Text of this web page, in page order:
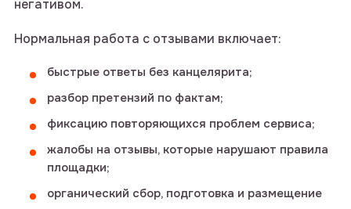
негативом.
Нормальная работа с отзывами включает:
быстрые ответы без канцелярита;
разбор претензий по фактам;
фиксацию повторяющихся проблем сервиса;
жалобы на отзывы, которые нарушают правила
площадки;
органический сбор, подготовка и размещение